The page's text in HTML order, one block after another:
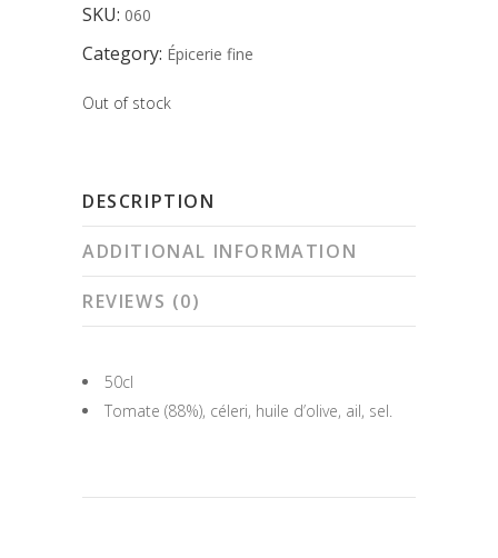
SKU: 060
Category: Épicerie fine
Out of stock
DESCRIPTION
ADDITIONAL INFORMATION
REVIEWS (0)
50cl
Tomate (88%), céleri, huile d’olive, ail, sel.